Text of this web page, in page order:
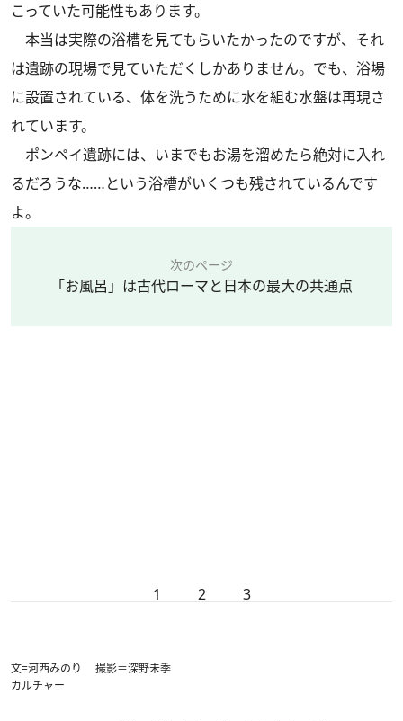
こっていた可能性もあります。
本当は実際の浴槽を見てもらいたかったのですが、それ
は遺跡の現場で見ていただくしかありません。でも、浴場
に設置されている、体を洗うために水を組む水盤は再現さ
れています。
ポンペイ遺跡には、いまでもお湯を溜めたら絶対に入れ
るだろうな……という浴槽がいくつも残されているんです
よ。
次のページ
「お風呂」は古代ローマと日本の最大の共通点
1 2 3
文=河西みのり 撮影＝深野未季
カルチャー